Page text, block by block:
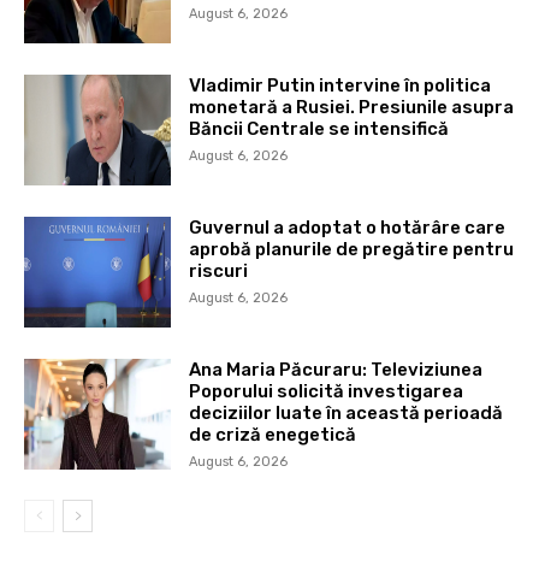
August 6, 2026
Vladimir Putin intervine în politica
monetară a Rusiei. Presiunile asupra
Băncii Centrale se intensifică
August 6, 2026
Guvernul a adoptat o hotărâre care
aprobă planurile de pregătire pentru
riscuri
August 6, 2026
Ana Maria Păcuraru: Televiziunea
Poporului solicită investigarea
deciziilor luate în această perioadă
de criză enegetică
August 6, 2026